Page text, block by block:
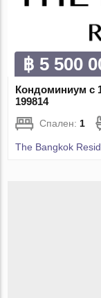
฿ 5 500
Кондоминиум с
199814
Спален: 1
The Bangkok